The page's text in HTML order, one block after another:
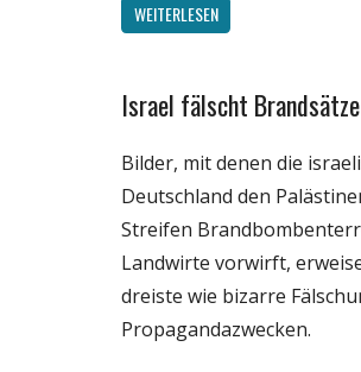
WEITERLESEN
Gesellschaft
Medien
Politik
Wissenschaft
Israel fälscht Brandsätze
Bilder, mit denen die
Deutschland den
Streifen
Landwirte vorwirft,
dreiste wie bizarre
Propagandazwecken.